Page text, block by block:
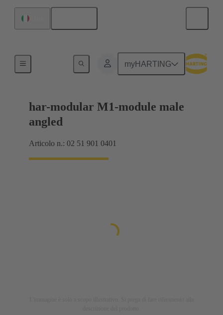
myHARTING
Collegamento scheda madre-scheda figlia
har-modular M1-module male
angled
Articolo n.: 02 51 901 0401